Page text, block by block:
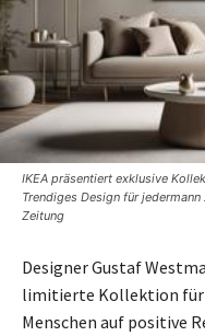
IKEA präsentiert exklusive
Trendiges Design für
Zeitung
Designer Gustaf
limitierte Kollektion für
Menschen auf positive